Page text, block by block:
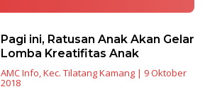
Pagi ini, Ratusan Anak Akan Gelar
Lomba Kreatifitas Anak
AMC Info,Kec. Tilatang Kamang| 9 Oktober
2018